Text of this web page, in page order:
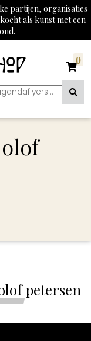
partijen, organisaties
als kunst met een
0
petersen